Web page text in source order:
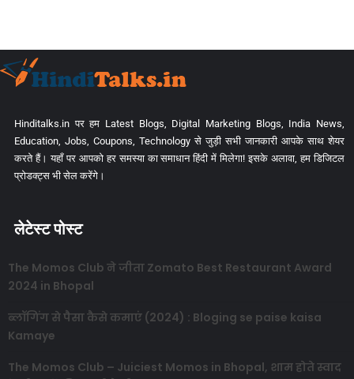
Hinditalks.in पर हम Latest Blogs, Digital Marketing Blogs, India News,
Education, Jobs, Coupons, Technology से जुड़ी सभी जानकारी आपके साथ शेयर
करते हैं। यहाँ पर आपको हर समस्या का समाधान हिंदी में मिलेगा! इसके अलावा, हम डिजिटल
प्रोडक्ट्स भी सेल करेंगे।
लेटेस्ट पोस्ट
The Momos Club ने जीता Zomato Best Restaurant Award
2024 in Bhopal
ब्लॉगिंग से पैसा कैसे कमाएं (2024) : Bloging se paise kaisa
Kamaye
The Momos Club – Juiciest Momos in Bhopal, शाम होते स्वाद